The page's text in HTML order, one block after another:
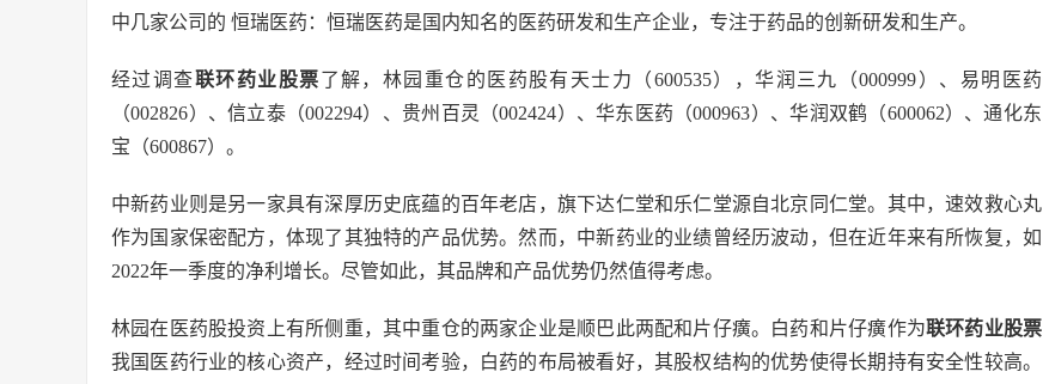
中几家公司的 恒瑞医药：恒瑞医药是国内知名的医药研发和生产企业，专注于药品的创新研发和生产。
经过调查联环药业股票了解，林园重仓的医药股有天士力（600535），华润三九（000999）、易明医药
（002826）、信立泰（002294）、贵州百灵（002424）、华东医药（000963）、华润双鹤（600062）、通化东
宝（600867）。
中新药业则是另一家具有深厚历史底蕴的百年老店，旗下达仁堂和乐仁堂源自北京同仁堂。其中，速效救心丸
作为国家保密配方，体现了其独特的产品优势。然而，中新药业的业绩曾经历波动，但在近年来有所恢复，如
2022年一季度的净利增长。尽管如此，其品牌和产品优势仍然值得考虑。
林园在医药股投资上有所侧重，其中重仓的两家企业是顺巴此两配和片仔癀。白药和片仔癀作为联环药业股票
我国医药行业的核心资产，经过时间考验，白药的布局被看好，其股权结构的优势使得长期持有安全性较高。